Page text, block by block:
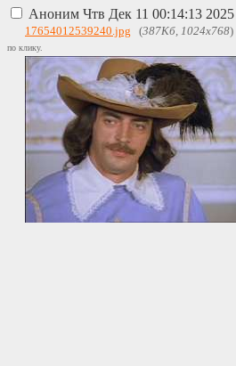
Аноним Чтв Дек 11 00:14:13 2025
17654012539240.jpg (387Кб, 1024x768)
по клику.